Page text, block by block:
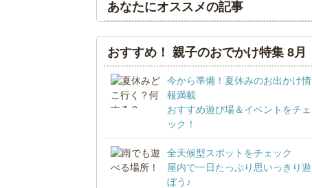
あなたにオススメの記事
おすすめ！ 親子のおでかけ特集 8月
今から準備！夏休みのお出かけ情
報満載
おすすめ遊び場＆イベントをチェ
ック！
全天候型スポットをチェック
屋内で一日たっぷり思いっきり遊
ぼう♪